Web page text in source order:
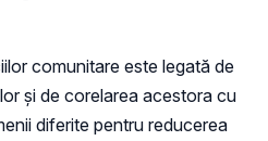
comunitare este legată de
și de corelarea acestora cu
diferite pentru reducerea